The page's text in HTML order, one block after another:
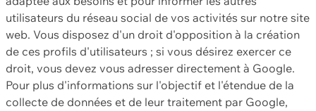
utilisateurs du réseau social de vos activités sur notre site
web. Vous disposez d'un droit d'opposition à la création
de ces profils d'utilisateurs ; si vous désirez exercer ce
droit, vous devez vous adresser directement à Google.
Pour plus d'informations sur l'objectif et l'étendue de la
collecte de données et de leur traitement par Google,